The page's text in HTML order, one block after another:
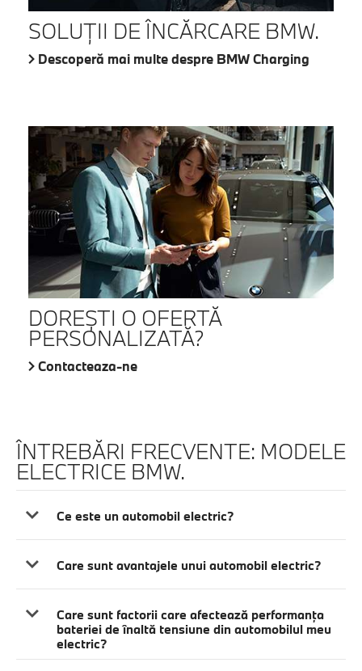
SOLUŢII DE ÎNCĂRCARE BMW.
Descoperă mai multe despre BMW Charging
DOREŞTI O OFERTĂ
PERSONALIZATĂ?
Contacteaza-ne
ÎNTREBĂRI FRECVENTE: MODELE
ELECTRICE BMW.
Ce este un automobil electric?
Care sunt avantajele unui automobil electric?
Care sunt factorii care afectează performanţa
bateriei de înaltă tensiune din automobilul meu
electric?